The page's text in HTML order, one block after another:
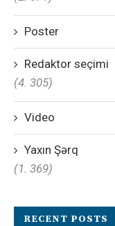
Poster
Redaktor seçimi
(4. 305)
Video
Yaxın Şərq
(1. 369)
RECENT POSTS